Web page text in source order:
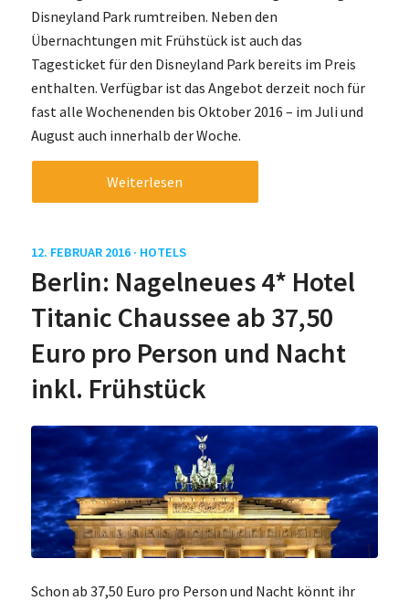
Disneyland Park rumtreiben. Neben den
Übernachtungen mit Frühstück ist auch das
Tagesticket für den Disneyland Park bereits im Preis
enthalten. Verfügbar ist das Angebot derzeit noch für
fast alle Wochenenden bis Oktober 2016 – im Juli und
August auch innerhalb der Woche.
Weiterlesen
12. FEBRUAR 2016 · HOTELS
Berlin: Nagelneues 4* Hotel
Titanic Chaussee ab 37,50
Euro pro Person und Nacht
inkl. Frühstück
Schon ab 37,50 Euro pro Person und Nacht könnt ihr